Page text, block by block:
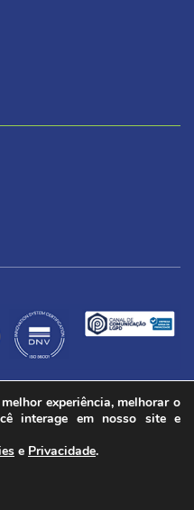
– Torre Oeste, 20º andar
experiência, melhorar o
interage em nosso site e
e Privacidade.